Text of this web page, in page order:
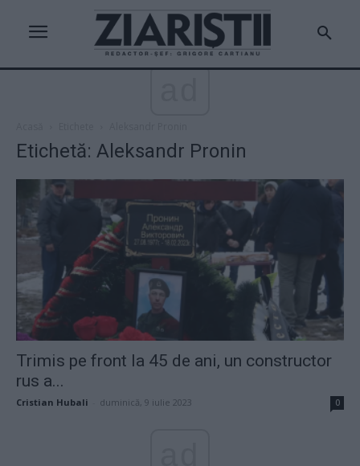
Etichetă: Aleksandr Pronin
Trimis pe front la 45 de ani, un constructor
rus a...
Cristian Hubali duminică, 9 iulie 2023 0